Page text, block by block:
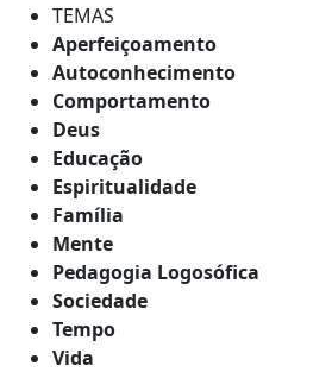
TEMAS
Aperfeiçoamento
Autoconhecimento
Comportamento
Deus
Educação
Espiritualidade
Família
Mente
Pedagogia Logosófica
Sociedade
Tempo
Vida